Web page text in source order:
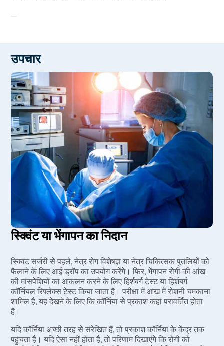
उपचार
स्क्विंट या भेंगापन का निदान
स्क्विंट सर्जरी से पहले, नेत्र रोग विशेषज्ञ या नेत्र चिकित्सक पुतलियों को
फैलाने के लिए आई ड्रॉप का उपयोग करेंगे। फिर, भेंगापन रोगी की आंख
की मांसपेशियों का आकलन करने के लिए हिर्शबर्ग टेस्ट या हिर्शबर्ग
कॉर्नियल रिफ्लेक्स टेस्ट किया जाता है। परीक्षा में आंख में रोशनी चमकाना
शामिल है, यह देखने के लिए कि कॉर्निया से प्रकाश कहां परावर्तित होता
है।
यदि कॉर्निया अच्छी तरह से संरेखित हैं, तो प्रकाश कॉर्निया के केंद्र तक
पहुंचता है। यदि ऐसा नहीं होता है, तो परिणाम दिखाएंगे कि रोगी को